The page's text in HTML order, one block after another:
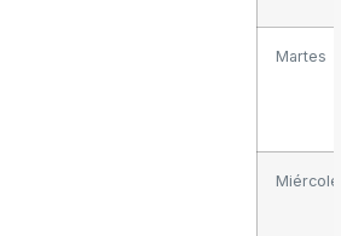
Martes
Miércoles